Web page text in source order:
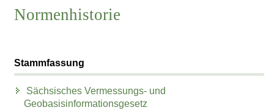
Normenhistorie
Stammfassung
Sächsisches Vermessungs- und
Geobasisinformationsgesetz